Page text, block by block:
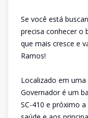
Se você está
precisa conhecer o
que mais cresce e
Ramos!
Localizado em
Governador é um
SC-410 e próximo